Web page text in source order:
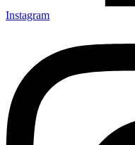
Instagram